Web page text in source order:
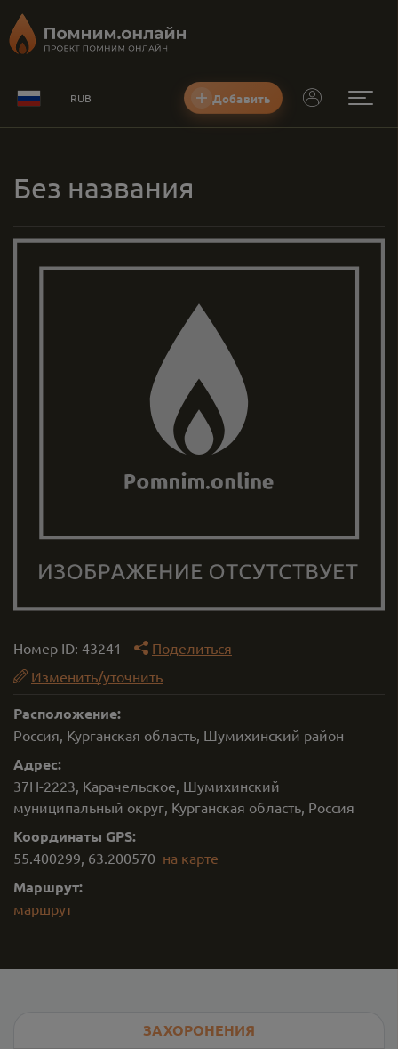
RUB Добавить
Без названия
Номер ID: 43241
Поделиться
Изменить/уточнить
Расположение:
Россия, Курганская область, Шумихинский район
Адрес:
37Н-2223, Карачельское, Шумихинский
муниципальный округ, Курганская область, Россия
Координаты GPS:
55.400299, 63.200570 на карте
Маршрут:
маршрут
ЗАХОРОНЕНИЯ